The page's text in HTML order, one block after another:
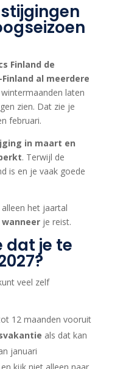
Finland de
al meerdere
laten
zien. Dat zie je
februari.
in maart en
. Terwijl de
is en je vaak goede
het jaartal
wanneerje reist.
dat je te
veel zelf
12 maanden vooruit
als dat kan
januari